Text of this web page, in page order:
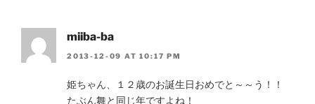
miiba-ba
2013-12-09 AT 10:17 PM
姫ちゃん、１２歳のお誕生日おめでと～～う！！
たぶん舞と同じ年ですよね！